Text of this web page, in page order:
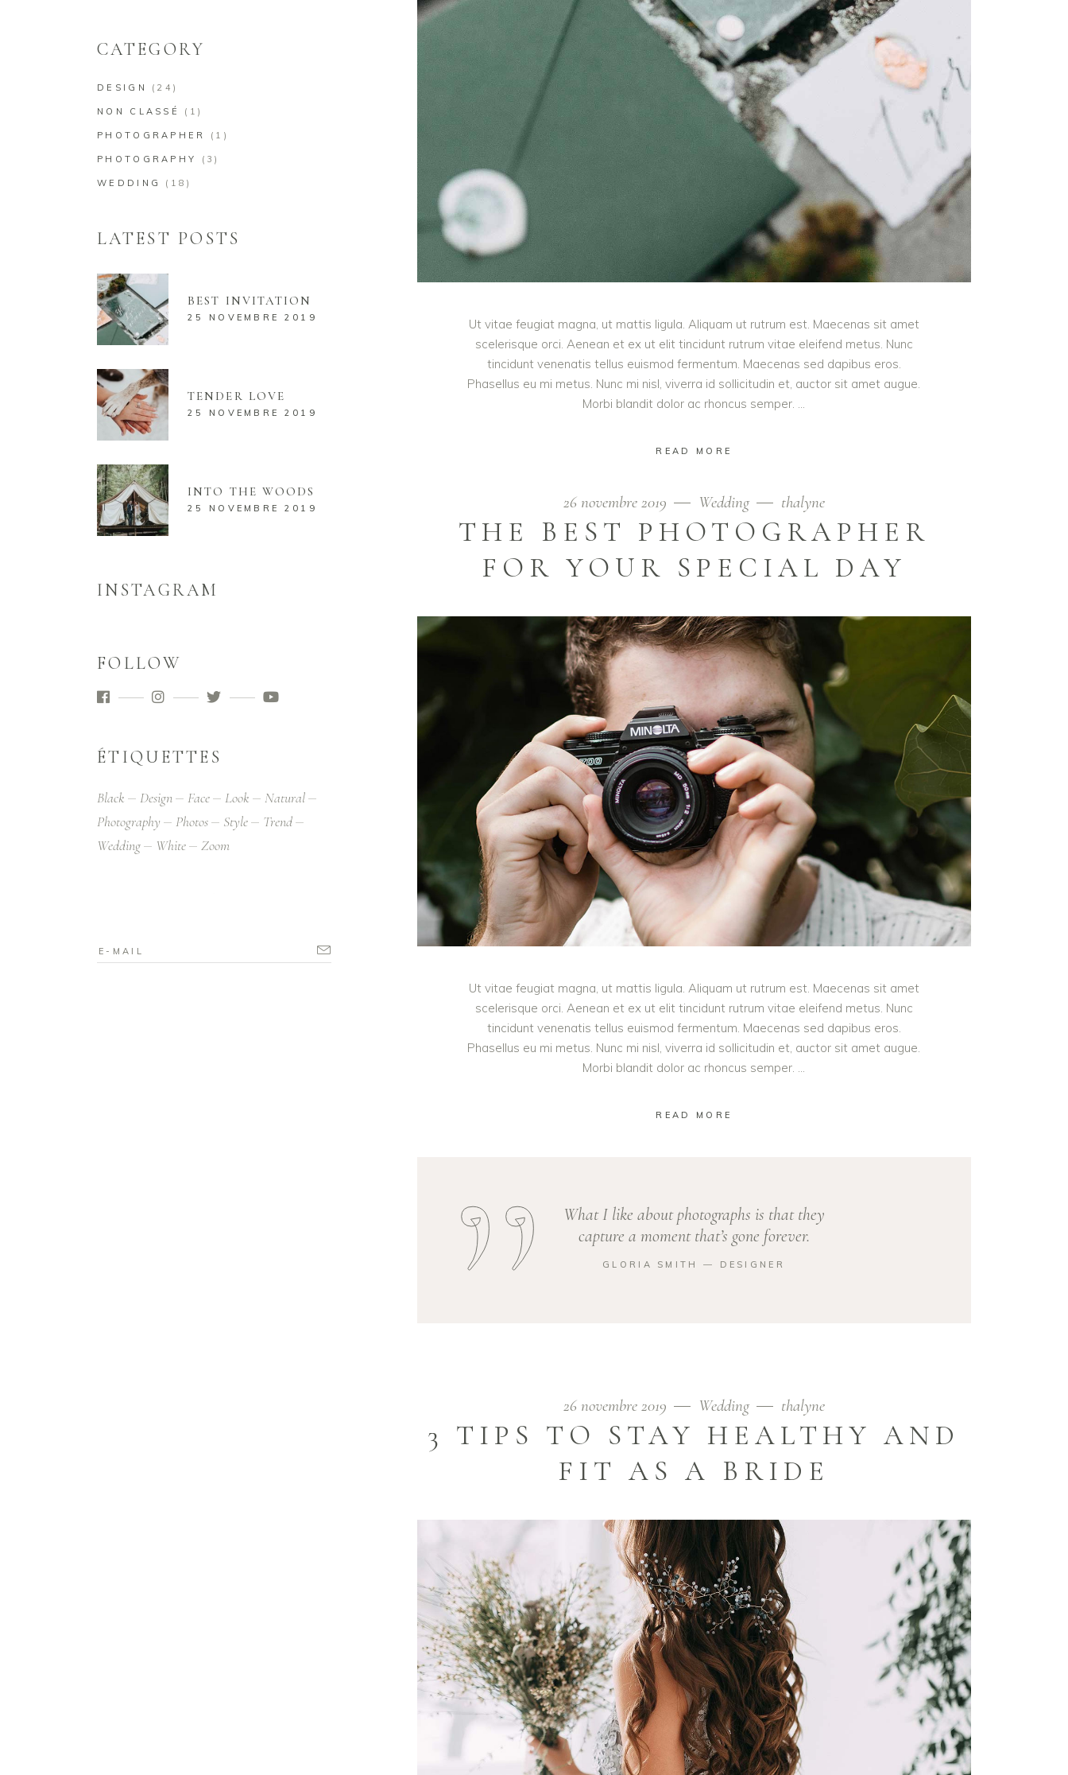
Ut vitae feugiat magna, ut mattis ligula. Aliquam ut rutrum est. Maecenas sit amet
scelerisque orci. Aenean et ex ut elit tincidunt rutrum vitae eleifend metus. Nunc
tincidunt venenatis tellus euismod fermentum. Maecenas sed dapibus eros.
Phasellus eu mi metus. Nunc mi nisl, viverra id sollicitudin et, auctor sit amet augue.
Morbi blandit dolor ac rhoncus semper.
READ MORE
26 novembre 2019 Wedding thalyne
THE BEST PHOTOGRAPHER
FOR YOUR SPECIAL DAY
Ut vitae feugiat magna, ut mattis ligula. Aliquam ut rutrum est. Maecenas sit amet
scelerisque orci. Aenean et ex ut elit tincidunt rutrum vitae eleifend metus. Nunc
tincidunt venenatis tellus euismod fermentum. Maecenas sed dapibus eros.
Phasellus eu mi metus. Nunc mi nisl, viverra id sollicitudin et, auctor sit amet augue.
Morbi blandit dolor ac rhoncus semper.
READ MORE
What I like about photographs is that they
capture a moment that’s gone forever.
GLORIA SMITH ― DESIGNER
26 novembre 2019 Wedding thalyne
3 TIPS TO STAY HEALTHY AND
FIT AS A BRIDE
CATEGORY
DESIGN (24)
NON CLASSÉ (1)
PHOTOGRAPHER (1)
PHOTOGRAPHY (3)
WEDDING (18)
LATEST POSTS
BEST INVITATION
25 NOVEMBRE 2019
TENDER LOVE
25 NOVEMBRE 2019
INTO THE WOODS
25 NOVEMBRE 2019
INSTAGRAM
FOLLOW
ÉTIQUETTES
Black Design Face Look
Natural
Photography
Photos Style
Trend
Wedding
White Zoom